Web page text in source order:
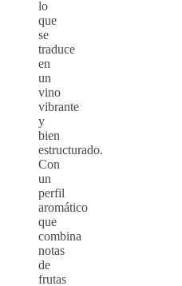
lo
que
se
traduce
en
un
vino
vibrante
y
bien
estructurado.
Con
un
perfil
aromático
que
combina
notas
de
frutas